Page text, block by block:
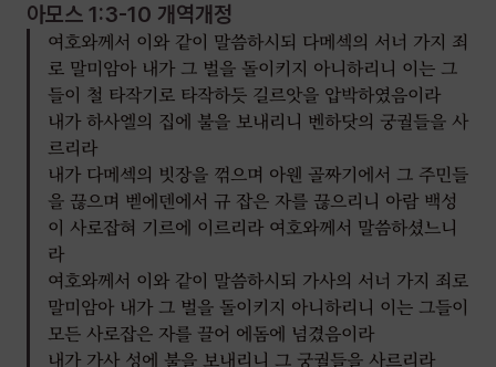
아모스 1:3-10 개역개정
여호와께서 이와 같이 말씀하시되 다메섹의 서너 가지 죄
로 말미암아 내가 그 벌을 돌이키지 아니하리니 이는 그
들이 철 타작기로 타작하듯 길르앗을 압박하였음이라
내가 하사엘의 집에 불을 보내리니 벤하닷의 궁궐들을 사
르리라
내가 다메섹의 빗장을 꺾으며 아웬 골짜기에서 그 주민들
을 끊으며 벧에덴에서 규 잡은 자를 끊으리니 아람 백성
이 사로잡혀 기르에 이르리라 여호와께서 말씀하셨느니
라
여호와께서 이와 같이 말씀하시되 가사의 서너 가지 죄로
말미암아 내가 그 벌을 돌이키지 아니하리니 이는 그들이
모든 사로잡은 자를 끌어 에돔에 넘겼음이라
내가 가사 성에 불을 보내리니 그 궁궐들을 사르리라